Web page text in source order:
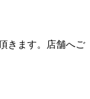
きます。店舗へご